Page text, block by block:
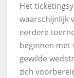
Het
waarschijnlijk
eerdere
beginnen met
gewilde
zich